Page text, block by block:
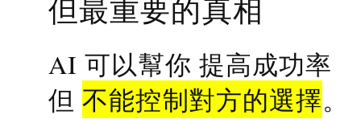
但最重要的真相
AI 可以幫你 提高成功率
但不能控制對方的選擇。